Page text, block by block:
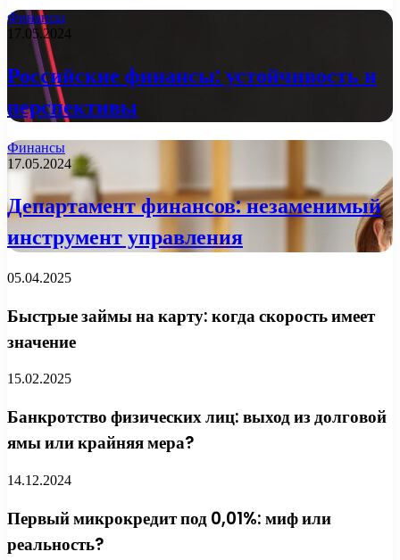
Финансы
17.05.2024
Российские финансы: устойчивость и
перспективы
Финансы
17.05.2024
Департамент финансов: незаменимый
инструмент управления
05.04.2025
Быстрые займы на карту: когда скорость имеет
значение
15.02.2025
Банкротство физических лиц: выход из долговой
ямы или крайняя мера?
14.12.2024
Первый микрокредит под 0,01%: миф или
реальность?